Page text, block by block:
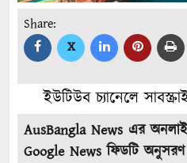
Share:
X
ইউটিউব চ্যানেলে
AusBangla News এর
Google News ফিডটি